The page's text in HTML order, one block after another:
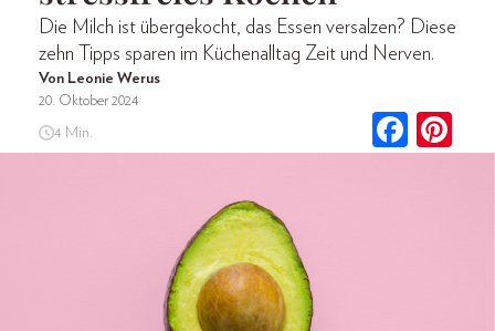
Die Milch ist übergekocht, das Essen versalzen? Diese
zehn Tipps sparen im Küchenalltag Zeit und Nerven.
Von Leonie Werus
20. Oktober 2024
4 Min.